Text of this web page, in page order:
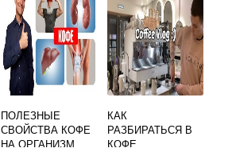
ПОЛЕЗНЫЕ
СВОЙСТВА КОФЕ
НА ОРГАНИЗМ
КАК
РАЗБИРАТЬСЯ В
КОФЕ